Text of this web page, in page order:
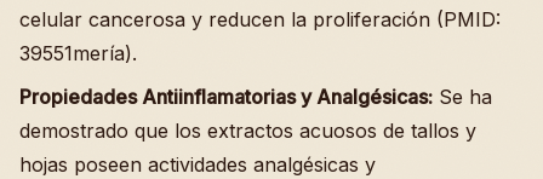
celular cancerosa y reducen la proliferación (PMID:
39551mería).
Propiedades Antiinflamatorias y Analgésicas: Se ha
demostrado que los extractos acuosos de tallos y
hojas poseen actividades analgésicas y